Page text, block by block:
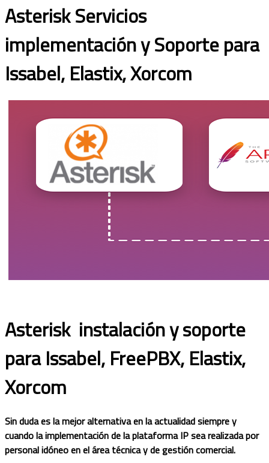
Asterisk Servicios
implementación y Soporte para
Issabel, Elastix, Xorcom
Asterisk instalación y soporte
para Issabel, FreePBX, Elastix,
Xorcom
Sin duda es la mejor alternativa en la actualidad siempre y
cuando la implementación de la plataforma IP sea realizada por
personal idóneo en el área técnica y de gestión comercial.